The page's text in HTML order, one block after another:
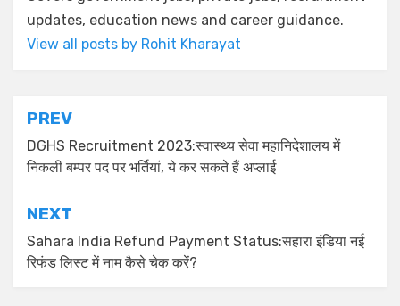
updates, education news and career guidance.
View all posts by Rohit Kharayat
PREV
DGHS Recruitment 2023:स्वास्थ्य सेवा महानिदेशालय में
निकली बम्पर पद पर भर्तियां, ये कर सकते हैं अप्लाई
NEXT
Sahara India Refund Payment Status:सहारा इंडिया नई
रिफंड लिस्ट में नाम कैसे चेक करें?